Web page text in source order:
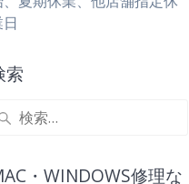
索
・WINDOWS修理な